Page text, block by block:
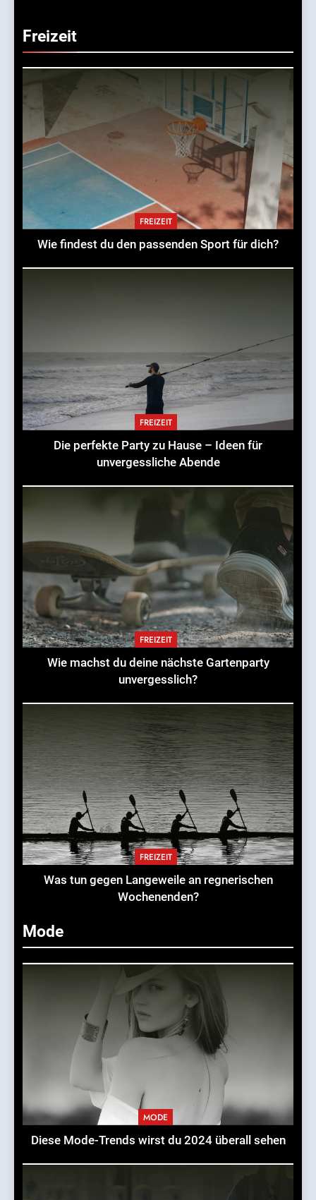
Freizeit
FREIZEIT
Wie findest du den passenden Sport für dich?
FREIZEIT
Die perfekte Party zu Hause – Ideen für
unvergessliche Abende
FREIZEIT
Wie machst du deine nächste Gartenparty
unvergesslich?
FREIZEIT
Was tun gegen Langeweile an regnerischen
Wochenenden?
Mode
MODE
Diese Mode-Trends wirst du 2024 überall sehen